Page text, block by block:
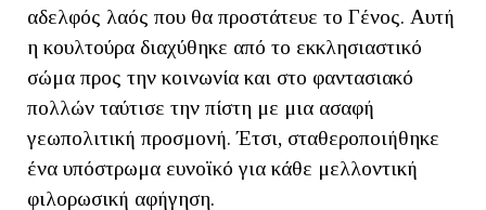
αδελφός λαός που θα προστάτευε το Γένος. Αυτή
η κουλτούρα διαχύθηκε από το εκκλησιαστικό
σώμα προς την κοινωνία και στο φαντασιακό
πολλών ταύτισε την πίστη με μια ασαφή
γεωπολιτική προσμονή. Έτσι, σταθεροποιήθηκε
ένα υπόστρωμα ευνοϊκό για κάθε μελλοντική
φιλορωσική αφήγηση.